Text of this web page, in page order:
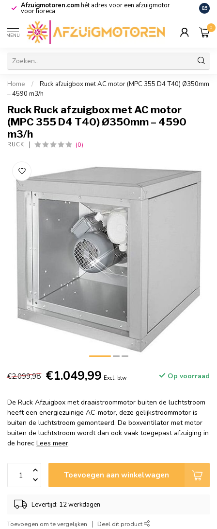
Afzuigmotoren.comhét adres voor een afzuigmotor
voor horeca De
8.5
MENU
0
Home /
Ruck afzuigbox met AC motor (MPC 355 D4 T40) Ø350mm
– 4590 m3/h
Ruck Ruck afzuigbox met AC motor
(MPC 355 D4 T40) Ø350mm – 4590
m3/h
RUCK (0)
€2.099,98 €1.049,99 Excl. btw Op voorraad
De Ruck Afzuigbox met draaistroommotor buiten de luchtstroom
heeft een energiezuinige AC-motor, deze gelijkstroommotor is
buiten de luchtstroom gemonteerd. De boxventilator met motor
buiten de luchtstroom wordt dan ook vaak toegepast afzuiging in
de horec Lees meer.
Toevoegen aan winkelwagen
Levertijd: 12 werkdagen
Toevoegen om te vergelijken Deel dit product